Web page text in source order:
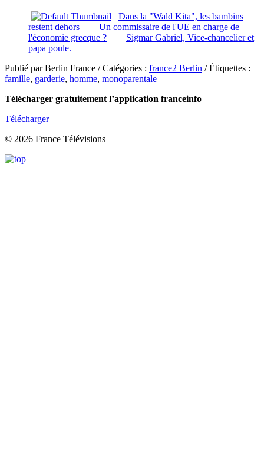
Dans la "Wald Kita", les bambins
restent dehors
Un commissaire de l'UE en charge de
l'économie grecque ?
Sigmar Gabriel, Vice-chancelier et
papa poule.
Publié par Berlin France / Catégories : france2 Berlin / Étiquettes :
famille, garderie, homme, monoparentale
Télécharger gratuitement l’application franceinfo
Télécharger
© 2026 France Télévisions